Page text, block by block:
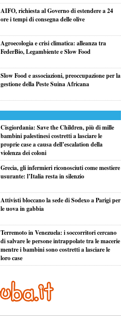
AIFO, richiesta al Governo di estendere a 24
ore i tempi di consegna delle olive
Agroecologia e crisi climatica: alleanza tra
FederBio, Legambiente e Slow Food
Slow Food e associazioni, preoccupazione per la
gestione della Peste Suina Africana
Cisgiordania: Save the Children, più di mille
bambini palestinesi costretti a lasciare le
proprie case a causa dell’escalation della
violenza dei coloni
Grecia, gli infermieri riconosciuti come mestiere
usurante: l’Italia resta in silenzio
Attivisti bloccano la sede di Sodexo a Parigi per
le uova in gabbia
Terremoto in Venezuela: i soccorritori cercano
di salvare le persone intrappolate tra le macerie
mentre i bambini sono costretti a lasciare le
loro case